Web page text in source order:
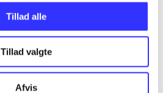
Tillad alle
Tillad valgte
Afvis